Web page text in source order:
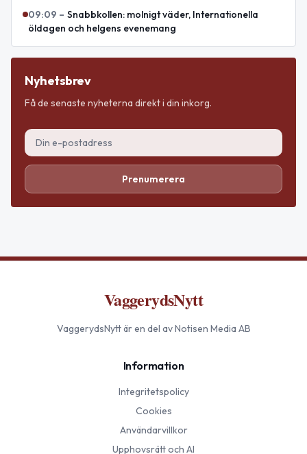
09:09 – Snabbkollen: molnigt väder, Internationella
öldagen och helgens evenemang
Nyhetsbrev
Få de senaste nyheterna direkt i din inkorg.
Prenumerera
VaggerydsNytt
VaggerydsNyttär en del av Notisen Media AB
Information
Integritetspolicy
Cookies
Användarvillkor
Upphovsrätt och AI